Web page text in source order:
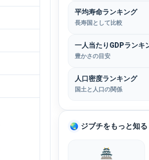
平均寿命ランキング
長寿国として比較
一人当たりGDPランキ
豊かさの目安
人口密度ランキング
国土と人口の関係
🌏 ジブチをもっと知る
🏯